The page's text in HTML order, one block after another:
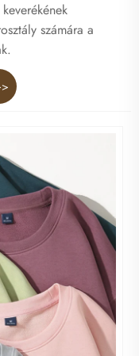
számára a